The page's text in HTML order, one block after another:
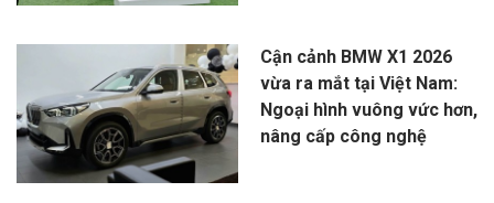
Cận cảnh BMW X1 2026
vừa ra mắt tại Việt Nam:
Ngoại hình vuông vức hơn,
nâng cấp công nghệ